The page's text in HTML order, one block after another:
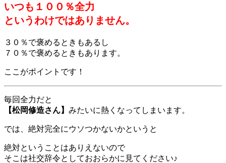
いつも１００％全力
というわけではありません。
３０％で褒めるときもあるし
７０％で褒めるときもあります。
ここがポイントです！
毎回全力だと
【松岡修造さん】 みたいに熱くなってしまいます。
では、絶対完全にウソつかないかというと
絶対ということはありえないので
そこは社交辞令としておおらかに見てください♪